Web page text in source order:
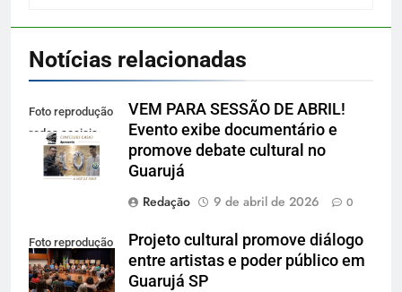
Notícias relacionadas
Foto reprodução
redes sociais
VEM PARA SESSÃO DE ABRIL!
Evento exibe documentário e
promove debate cultural no
Guarujá
Redação
9 de abril de 2026 0
Foto reprodução
Projeto cultural promove diálogo
entre artistas e poder público em
Guarujá SP